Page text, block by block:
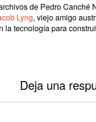
de Pedro Canché
Lyng, viejo amigo
la tecnología para
Deja una